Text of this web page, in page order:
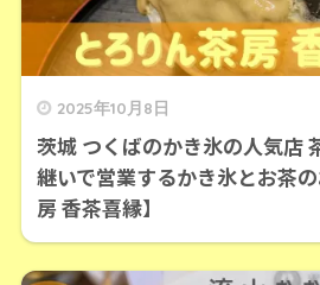
2025年10月8日
茨城 つくばのかき氷の人気店
継いで営業するかき氷とお茶
房 香茶喜縁】